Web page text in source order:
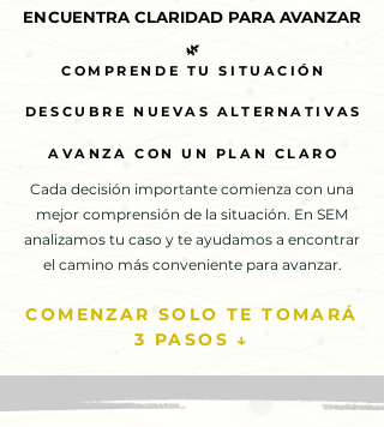
ENCUENTRA CLARIDAD PARA AVANZAR
ENCUENTRA CLARIDAD PARA AVANZAR
🌿
COMPRENDE TU SITUACIÓN
DESCUBRE NUEVAS ALTERNATIVAS
AVANZA CON UN PLAN CLARO
🌿
COMPRENDE TU SITUACIÓN
DESCUBRE NUEVAS ALTERNATIVAS
AVANZA CON UN PLAN CLARO
Cada decisión importante comienza con una
mejor comprensión de la situación. En SEM
analizamos tu caso y te ayudamos a encontrar
el camino más conveniente para avanzar.
COMENZAR SOLO TE TOMARÁ
3 PASOS ↓